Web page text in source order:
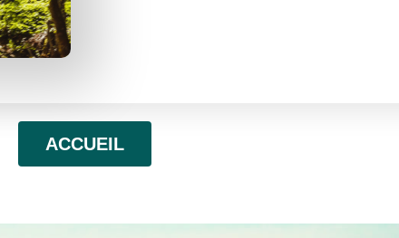
ACCUEIL